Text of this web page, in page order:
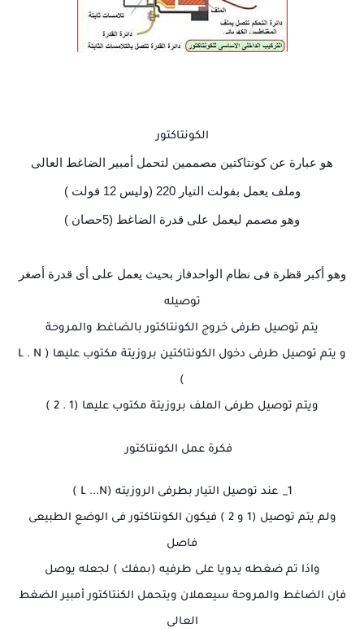
الكونتاكتور
هو عبارة عن كونتاكتين مصممين لتحمل أمبير الضاغط العالى
وملف يعمل بفولت التيار 220 (وليس 12 فولت )
وهو مصمم ليعمل على قدرة الضاغط (5حصان )
وهو أكبر قظرة فى نظام الواحدفاز بحيث يعمل على أى قدرة أصغر
توصيله
يتم توصيل طرفى خروج الكونتاكتور بالضاغط والمروحة
و يتم توصيل طرفى دخول الكونتاكتين بروزيتة مكتوب عليها ( L . N
)
ويتم توصيل طرفى الملف بروزيتة مكتوب عليها (1 . 2 )
فكرة عمل الكونتاكتور
1_ عند توصيل التيار بطرفى الروزيته (L ...N )
ولم يتم توصيل (1 و 2 ) فيكون الكونتاكتور فى الوضع الطبيعى
فاصل
واذا تم ضغطه يدويا على طرفيه (بمفك ) لجعله يوصل
فإن الضاغط والمروحة سيعملان ويتحمل الكنتاكتور أمبير الضغط
العالى